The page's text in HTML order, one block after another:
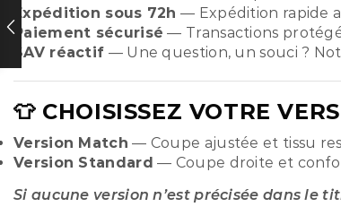
Expédition sous 72h — Expédition rapide
Paiement sécurisé — Transactions
SAV réactif — Une question, un souci ?
👕 CHOISISSEZ VOTRE
Version Match — Coupe ajustée et tissu
Version Standard — Coupe droite et
Si aucune version n’est précisée dans le